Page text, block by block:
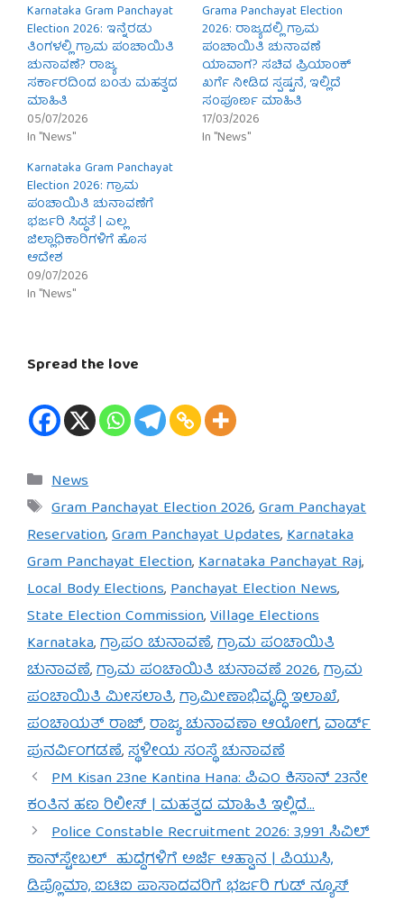
Karnataka Gram Panchayat
Election 2026: ಇನ್ನೆರಡು
ತಿಂಗಳಲ್ಲಿ ಗ್ರಾಮ ಪಂಚಾಯಿತಿ
ಚುನಾವಣೆ? ರಾಜ್ಯ
ಸರ್ಕಾರದಿಂದ ಬಂತು ಮಹತ್ವದ
ಮಾಹಿತಿ
05/07/2026
In "News"
Grama Panchayat Election
2026: ರಾಜ್ಯದಲ್ಲಿ ಗ್ರಾಮ
ಪಂಚಾಯಿತಿ ಚುನಾವಣೆ
ಯಾವಾಗ? ಸಚಿವ ಪ್ರಿಯಾಂಕ್
ಖರ್ಗೆ ನೀಡಿದ ಸ್ಪಷ್ಟನೆ, ಇಲ್ಲಿದೆ
ಸಂಪೂರ್ಣ ಮಾಹಿತಿ
17/03/2026
In "News"
Karnataka Gram Panchayat
Election 2026: ಗ್ರಾಮ
ಪಂಚಾಯಿತಿ ಚುನಾವಣೆಗೆ
ಭರ್ಜರಿ ಸಿದ್ಧತೆ | ಎಲ್ಲ
ಜಿಲ್ಲಾಧಿಕಾರಿಗಳಿಗೆ ಹೊಸ
ಆದೇಶ
09/07/2026
In "News"
Spread the love
Categories
News
Tags
Gram Panchayat Election 2026,Gram Panchayat
Reservation,Gram Panchayat Updates,Karnataka
Gram Panchayat Election,Karnataka Panchayat Raj,
Local Body Elections,Panchayat Election News,
State Election Commission,Village Elections
Karnataka,ಗ್ರಾಪಂ ಚುನಾವಣೆ,ಗ್ರಾಮ ಪಂಚಾಯಿತಿ
ಚುನಾವಣೆ,ಗ್ರಾಮ ಪಂಚಾಯಿತಿ ಚುನಾವಣೆ 2026,ಗ್ರಾಮ
ಪಂಚಾಯಿತಿ ಮೀಸಲಾತಿ,ಗ್ರಾಮೀಣಾಭಿವೃದ್ಧಿ ಇಲಾಖೆ,
ಪಂಚಾಯತ್ ರಾಜ್,ರಾಜ್ಯ ಚುನಾವಣಾ ಆಯೋಗ,ವಾರ್ಡ್
ಪುನರ್ವಿಂಗಡಣೆ,ಸ್ಥಳೀಯ ಸಂಸ್ಥೆ ಚುನಾವಣೆ
PM Kisan 23ne Kantina Hana: ಪಿಎಂ ಕಿಸಾನ್ 23ನೇ
ಕಂತಿನ ಹಣ ರಿಲೀಸ್ | ಮಹತ್ವದ ಮಾಹಿತಿ ಇಲ್ಲಿದೆ…
Police Constable Recruitment 2026: 3,991 ಸಿವಿಲ್
ಕಾನ್‌ಸ್ಟೇಬಲ್‌ ಹುದ್ದೆಗಳಿಗೆ ಅರ್ಜಿ ಆಹ್ವಾನ | ಪಿಯುಸಿ,
ಡಿಪ್ಲೊಮಾ, ಐಟಿಐ ಪಾಸಾದವರಿಗೆ ಭರ್ಜರಿ ಗುಡ್ ನ್ಯೂಸ್